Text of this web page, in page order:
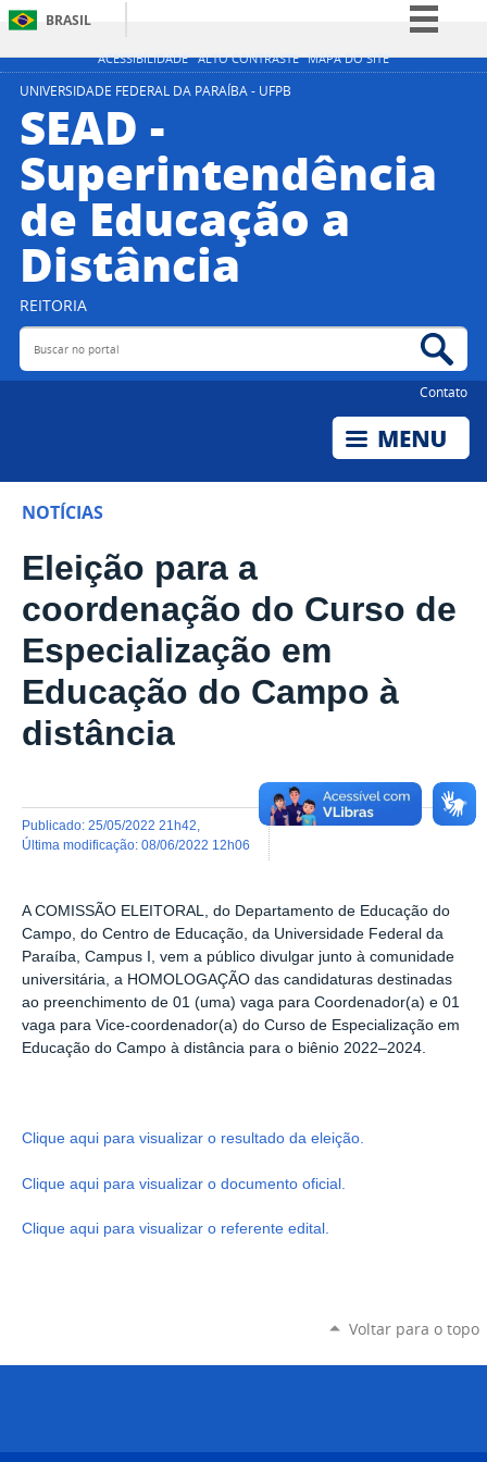
ACESSIBILIDADE ALTO CONTRASTE MAPA DO SITE
BRASIL
Simplifique!
Acesso à informação
Legislação
Canais
UNIVERSIDADE FEDERAL DA PARAÍBA - UFPB
SEAD -
Superintendência
de Educação a
Distância
REITORIA
Buscar no portal
Contato
NOTÍCIAS
Eleição para a
coordenação do Curso de
Especialização em
Educação do Campo à
distância
publicado: 25/05/2022 21h42
última modificação: 08/06/2022 12h06
A COMISSÃO ELEITORAL, do Departamento de Educação do
Campo, do Centro de Educação, da Universidade Federal da
Paraíba, Campus I, vem a público divulgar junto à comunidade
universitária, a HOMOLOGAÇÃO das candidaturas destinadas
ao preenchimento de 01 (uma) vaga para Coordenador(a) e 01
vaga para Vice-coordenador(a) do Curso de Especialização em
Educação do Campo à distância para o biênio 2022–2024.
Clique aqui para visualizar o resultado da eleição.
Clique aqui para visualizar o documento oficial.
Clique aqui para visualizar o referente edital.
Voltar para o topo